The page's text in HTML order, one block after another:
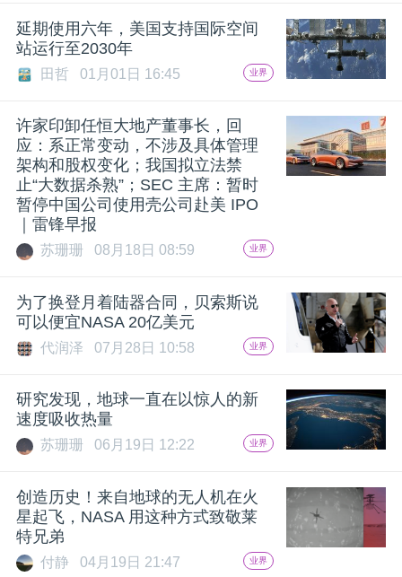
搞
机
延期使用六年，美国支持国际空间
站运行至2030年
田哲 01月01日 16:45 业界
许家印卸任恒大地产董事长，回
应：系正常变动，不涉及具体管理
架构和股权变化；我国拟立法禁
止“大数据杀熟”；SEC 主席：暂时
暂停中国公司使用壳公司赴美 IPO
｜雷锋早报
苏珊珊 08月18日 08:59 业界
为了换登月着陆器合同，贝索斯说
可以便宜NASA 20亿美元
代润泽 07月28日 10:58 业界
研究发现，地球一直在以惊人的新
速度吸收热量
苏珊珊 06月19日 12:22 业界
创造历史！来自地球的无人机在火
星起飞，NASA 用这种方式致敬莱
特兄弟
付静 04月19日 21:47 业界